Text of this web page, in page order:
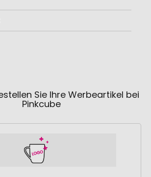
Sie Ihre Werbeartikel bei
Pinkcube